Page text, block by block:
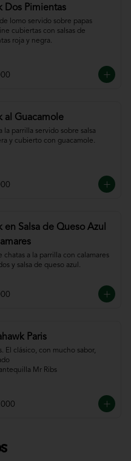
Dos Pimientas
lomo servido sobre papas
cubiertas con salsas de
roja y negra.
al Guacamole
la parrilla servido sobre salsa
y cubierto con guacamole.
en Salsa de Queso Azul
chatas a la parrilla con calamares
y salsa de queso azul.
Paris
El clásico, con mucho sabor,
Mr Ribs